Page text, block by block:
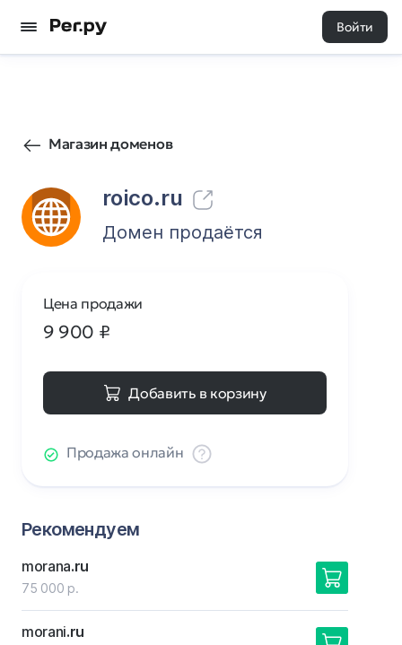
Войти
Магазин доменов
roico.ru
105 0
Домен продаётся
Цена продажи
9 900 ₽
Добавить в корзину
Продажа онлайн
Рекомендуем
morana.ru
75 000 р.
morani.ru